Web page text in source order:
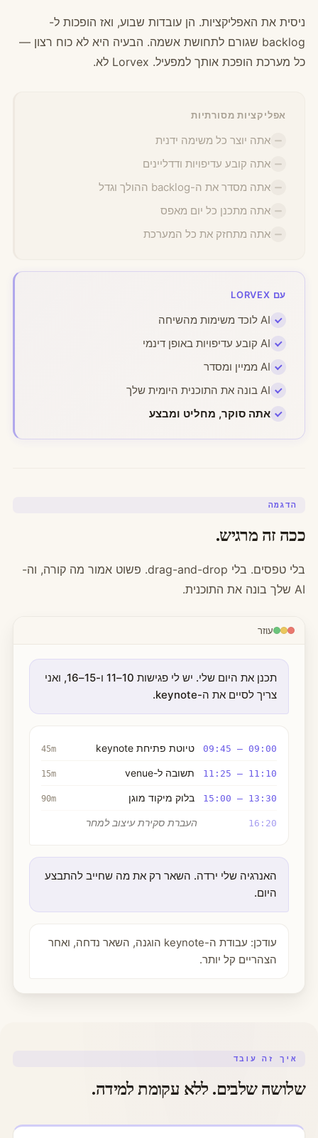
ניסית את האפליקציות. הן עובדות שבוע, ואז הופכות ל-
backlog שגורם לתחושת אשמה. הבעיה היא לא כוח רצון —
כל מערכת הופכת אותך למפעיל. Lorvex לא.
אפליקציות מסורתיות
אתה יוצר כל משימה ידנית
אתה קובע עדיפויות ודדליינים
אתה מסדר את ה-backlog ההולך וגדל
אתה מתכנן כל יום מאפס
אתה מתחזק את כל המערכת
עם LORVEX
AI לוכד משימות מהשיחה
AI קובע עדיפויות באופן דינמי
AI ממיין ומסדר
AI בונה את התוכנית היומית שלך
אתה סוקר, מחליט ומבצע
הדגמה
ככה זה מרגיש.
בלי טפסים. בלי drag-and-drop. פשוט אמור מה קורה, וה-
AI שלך בונה את התוכנית.
עוזר
תכנן את היום שלי. יש לי פגישות 10–11 ו-15–16, ואני
צריך לסיים את ה-keynote.
09:00 – 09:45 טיוטת פתיחת keynote 45m
11:10 – 11:25 תשובה ל-venue 15m
13:30 – 15:00 בלוק מיקוד מוגן 90m
16:20 העברת סקירת עיצוב למחר
האנרגיה שלי ירדה. השאר רק את מה שחייב להתבצע
היום.
עודכן: עבודת ה-keynote הוגנה, השאר נדחה, ואחר
הצהריים קל יותר.
איך זה עובד
שלושה שלבים. ללא עקומת למידה.